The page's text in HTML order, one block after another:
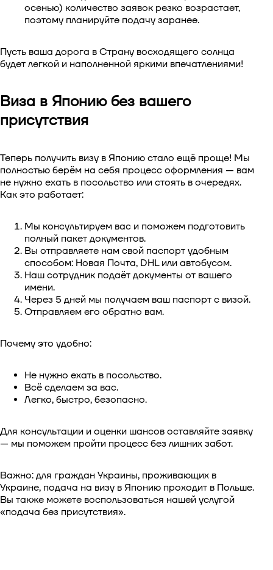
осенью) количество заявок резко возрастает,
поэтому планируйте подачу заранее.
Пусть ваша дорога в Страну восходящего солнца
будет легкой и наполненной яркими впечатлениями!
Виза в Японию без вашего
присутствия
Теперь получить визу в Японию стало ещё проще! Мы
полностью берём на себя процесс оформления — вам
не нужно ехать в посольство или стоять в очередях.
Как это работает:
Мы консультируем вас и поможем подготовить
полный пакет документов.
Вы отправляете нам свой паспорт удобным
способом: Новая Почта, DHL или автобусом.
Наш сотрудник подаёт документы от вашего
имени.
Через 5 дней мы получаем ваш паспорт с визой.
Отправляем его обратно вам.
Почему это удобно:
Не нужно ехать в посольство.
Всё сделаем за вас.
Легко, быстро, безопасно.
Для консультации и оценки шансов оставляйте заявку
— мы поможем пройти процесс без лишних забот.
Важно: для граждан Украины, проживающих в
Украине, подача на визу в Японию проходит в Польше.
Вы также можете воспользоваться нашей услугой
«подача без присутствия».